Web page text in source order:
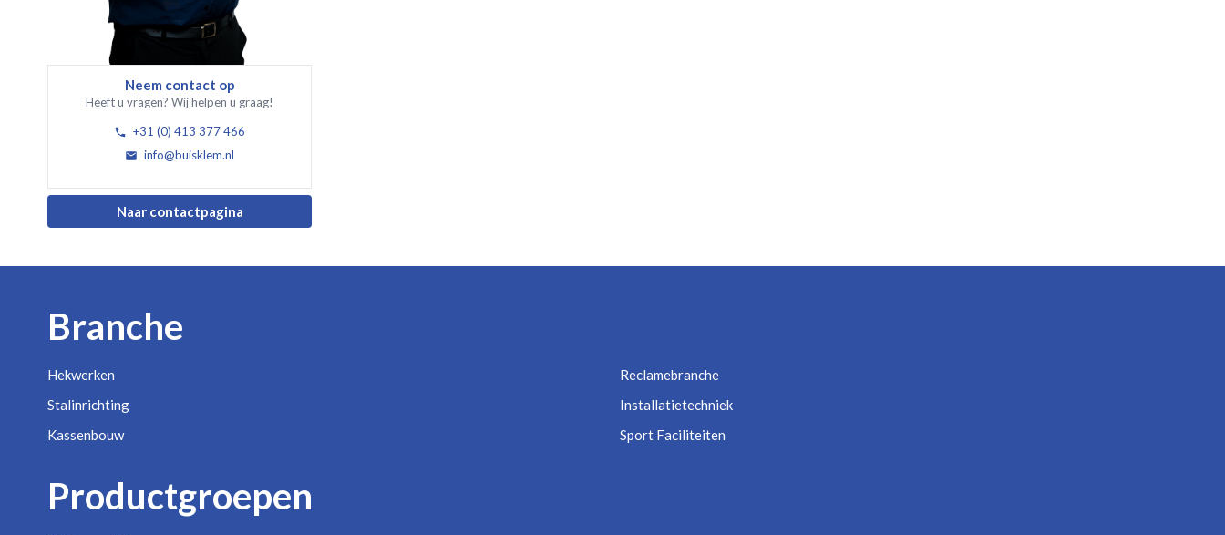
Neem contact op
Heeft u vragen? Wij helpen u graag!
+31 (0) 413 377 466
info@buisklem.nl
Naar contactpagina
Branche
Hekwerken
Stalinrichting
Kassenbouw
Reclamebranche
Installatietechniek
Sport Faciliteiten
Productgroepen